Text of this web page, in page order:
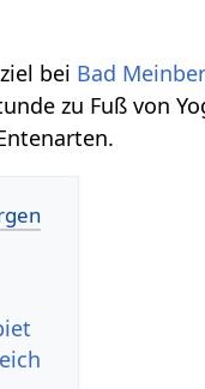
bei Bad
zu Fuß von